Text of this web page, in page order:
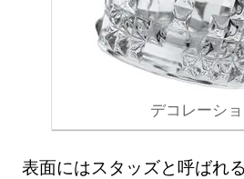
デコレーシ
表面にはスタッズと呼ばれ